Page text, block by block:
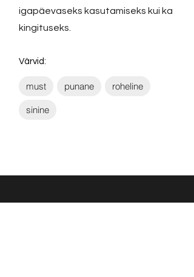
igapäevaseks kasutamiseks kui ka
kingituseks.
Värvid:
must punane roheline
sinine